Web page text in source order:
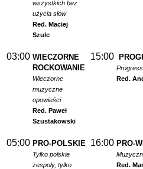
wszystkich bez
użycia słów
Red. Maciej
Szulc
03:00 WIECZORNE
ROCKOWANIE
Wieczorne
muzyczne
opowieści
Red. Paweł
Szustakowski
15:00
Red.
05:00 PRO-POLSKIE
Tylko polskie
zespoły, tylko
16:00 PRO-
Red.